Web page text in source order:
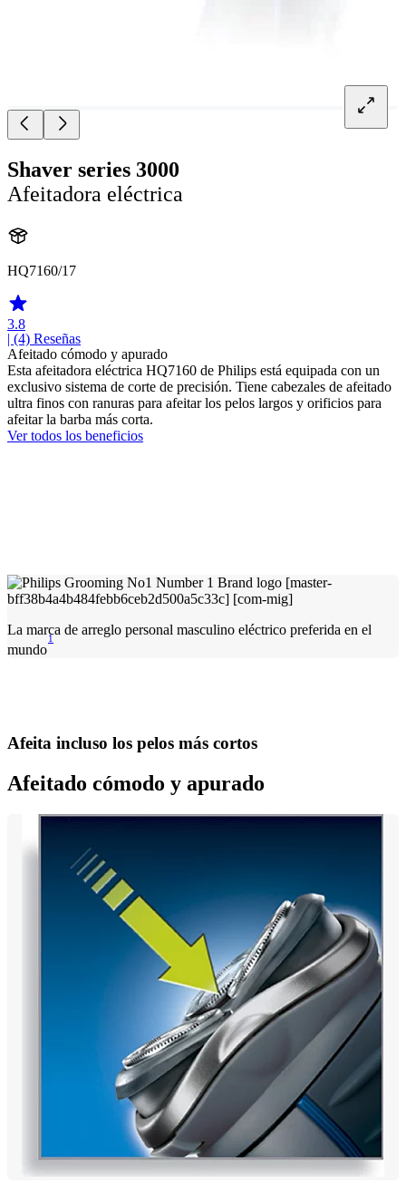
Shaver series 3000
Afeitadora eléctrica
HQ7160/17
3.8
| (4) Reseñas
Afeitado cómodo y apurado
Esta afeitadora eléctrica HQ7160 de Philips está equipada con un
exclusivo sistema de corte de precisión. Tiene cabezales de afeitado
ultra finos con ranuras para afeitar los pelos largos y orificios para
afeitar la barba más corta.
Ver todos los beneficios
La marca de arreglo personal masculino eléctrico preferida en el
mundo
1
Afeita incluso los pelos más cortos
Afeitado cómodo y apurado